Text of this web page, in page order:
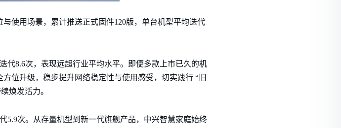
使用场景，累计推送正式固件120版，单台机型平均迭代
代8.6次，表现远超行业平均水平。即便多款上市已久的机
位升级，稳步提升网络稳定性与使用感受，切实践行 “旧
焕发活力。
5.9次。从存量机型到新一代旗舰产品，中兴智慧家庭始终